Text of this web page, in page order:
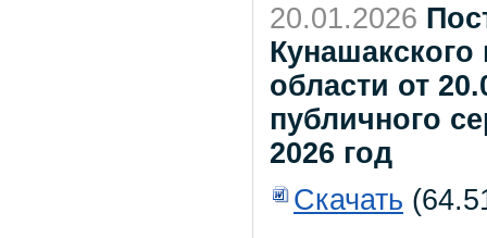
20.01.2026
области от
публичного
2026 год
Скачать